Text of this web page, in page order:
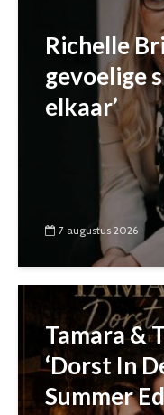
Richelle
gevoelige
elkaar’
7 augustus 2026
Tamara &
‘Dorst In
Summer